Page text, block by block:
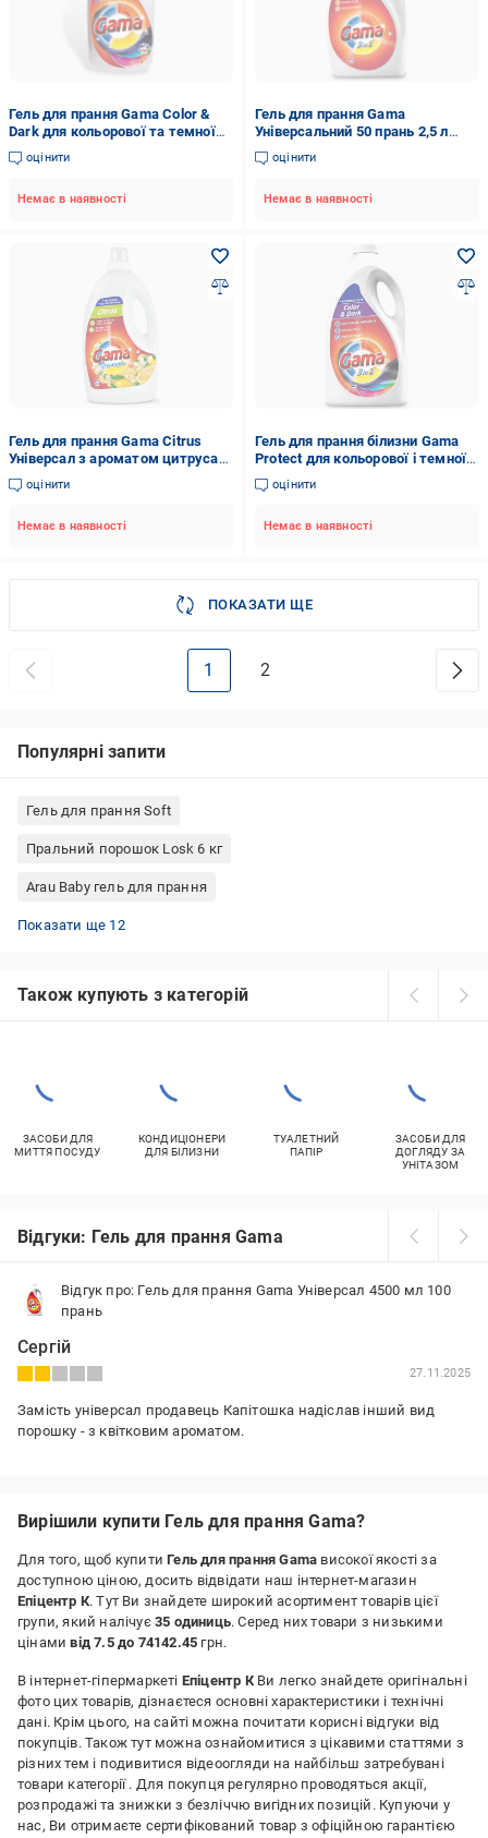
Гель для прання Gama Color &
Dark для кольорової та темної
білизни, 4.5 л (100 прань)
оцінити
Немає в наявності
Гель для прання Gama
Універсальний 50 прань 2,5 л
(818717)
оцінити
Немає в наявності
Гель для прання Gama Citrus
Універсал з ароматом цитруса
44 прання 2,2 л
оцінити
Немає в наявності
Гель для прання білизни Gama
Protect для кольорової і темної
білизни 100 прань 5 л (818779)
оцінити
Немає в наявності
ПОКАЗАТИ ЩЕ
1 2
Популярні запити
Гель для прання Soft
Пральний порошок Losk 6 кг
Arau Baby гель для прання
Гель для прання Frosch
Гель для прання WASCHKONIG
Sano гель для прання
Концентрований гель для прання
Капсули Persil для кольорової білизни
Alenka гель для прання
Frosch для кольорової білизни
Пральний порошок Woolite для чорної білизни
Tide капсули
Dr. Beckmann серветки для прання
Гелі для прання iGel
Persil гель 1 л
Показати ще 12
Також купують з категорій
ЗАСОБИ ДЛЯ
МИТТЯ ПОСУДУ
КОНДИЦІОНЕРИ
ДЛЯ БІЛИЗНИ
ТУАЛЕТНИЙ
ПАПІР
ЗАСОБИ ДЛЯ
ДОГЛЯДУ ЗА
УНІТАЗОМ
Відгуки: Гель для прання Gama
Відгук про: Гель для прання Gama Універсал 4500 мл 100
прань
Сергій
27.11.2025
Замість універсал продавець Капітошка надіслав інший вид
порошку - з квітковим ароматом.
Вирішили купити Гель для прання Gama?
Для того, щоб купитиГель для прання Gama високої якості за
доступною ціною, досить відвідати наш інтернет-магазин
Епіцентр К. Тут Ви знайдете широкий асортимент товарів цієї
групи, який налічує 35 одиниць. Серед них товари з низькими
цінамивід 7.5 до 74142.45 грн.
В інтернет-гіпермаркеті Епіцентр КВи легко знайдете оригінальні
фото цих товарів, дізнаєтеся основні характеристики і технічні
дані. Крім цього, на сайті можна почитати корисні відгуки від
покупців. Також тут можна ознайомитися з цікавими статтями з
різних тем і подивитися відеоогляди на найбільш затребувані
товари категорії . Для покупця регулярно проводяться акції,
розпродажі та знижки з безліччю вигідних позицій. Купуючи у
нас, Ви отримаєте сертифікований товар з офіційною гарантією